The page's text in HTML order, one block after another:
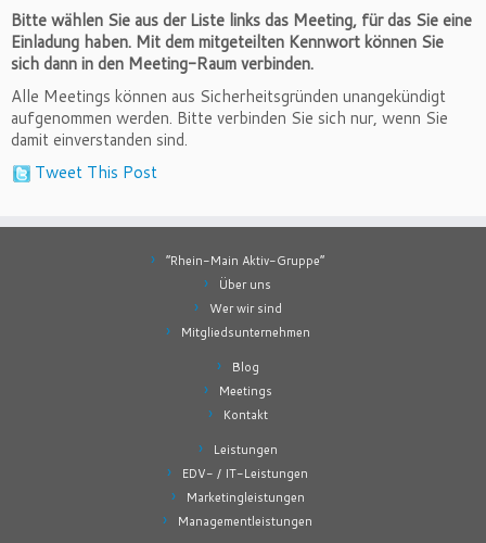
Bitte wählen Sie aus der Liste links das Meeting, für das Sie eine
Einladung haben. Mit dem mitgeteilten Kennwort können Sie
sich dann in den Meeting-Raum verbinden.
Alle Meetings können aus Sicherheitsgründen unangekündigt
aufgenommen werden. Bitte verbinden Sie sich nur, wenn Sie
damit einverstanden sind.
Tweet This Post
“Rhein-Main Aktiv-Gruppe”
Über uns
Wer wir sind
Mitgliedsunternehmen
Blog
Meetings
Kontakt
Leistungen
EDV- / IT-Leistungen
Marketingleistungen
Managementleistungen